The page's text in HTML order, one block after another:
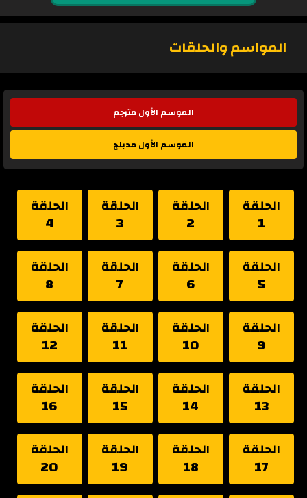
المواسم والحلقات
الموسم الأول مترجم
الموسم الأول مدبلج
الحلقة
1
الحلقة
2
الحلقة
3
الحلقة
4
الحلقة
5
الحلقة
6
الحلقة
7
الحلقة
8
الحلقة
9
الحلقة
10
الحلقة
11
الحلقة
12
الحلقة
13
الحلقة
14
الحلقة
15
الحلقة
16
الحلقة
17
الحلقة
18
الحلقة
19
الحلقة
20